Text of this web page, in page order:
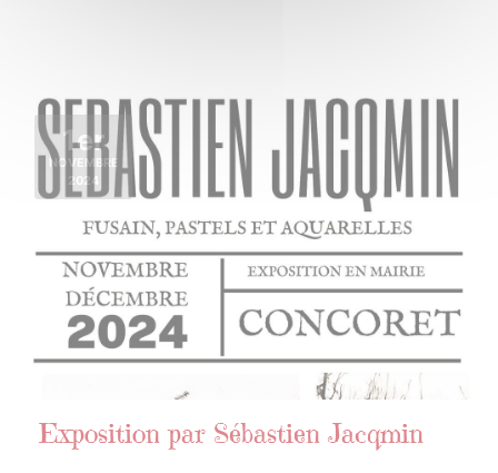
1er
NOVEMBRE
2024
Exposition par Sébastien Jacqmin